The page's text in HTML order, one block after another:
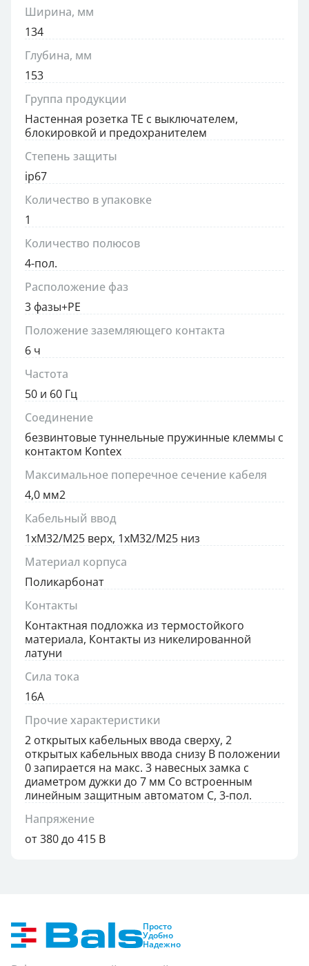
Ширина, мм
134
Глубина, мм
153
Группа продукции
Настенная розетка TE с выключателем,
блокировкой и предохранителем
Степень защиты
ip67
Количество в упаковке
1
Количество полюсов
4-пол.
Расположение фаз
3 фазы+PE
Положение заземляющего контакта
6 ч
Частота
50 и 60 Гц
Соединение
безвинтовые туннельные пружинные клеммы с
контактом Kontex
Максимальное поперечное сечение кабеля
4,0 мм2
Кабельный ввод
1xM32/M25 верх, 1xM32/M25 низ
Материал корпуса
Поликарбонат
Контакты
Контактная подложка из термостойкого
материала, Контакты из никелированной
латуни
Сила тока
16А
Прочие характеристики
2 открытых кабельных ввода сверху, 2
открытых кабельных ввода снизу В положении
0 запирается на макс. 3 навесных замка с
диаметром дужки до 7 мм Со встроенным
линейным защитным автоматом С, 3-пол.
Напряжение
от 380 до 415 В
Просто
Удобно
Надежно